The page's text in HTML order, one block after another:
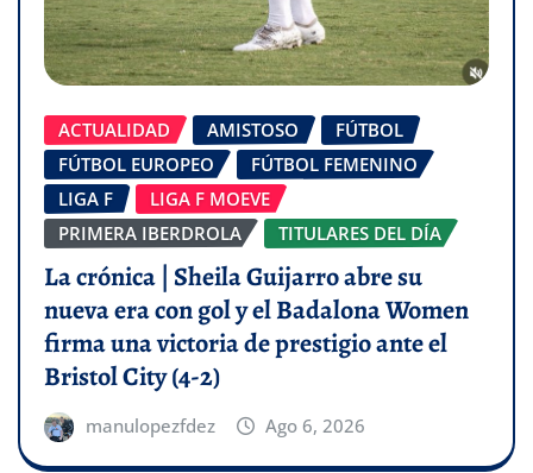
ACTUALIDAD AMISTOSO
FÚTBOL
FÚTBOL EUROPEO
FÚTBOL FEMENINO
LIGA F
LIGA F MOEVE
PRIMERA IBERDROLA
TITULARES DEL DÍA
La crónica | Sheila Guijarro abre su
nueva era con gol y el Badalona Women
firma una victoria de prestigio ante el
Bristol City (4-2)
manulopezfdez Ago 6, 2026